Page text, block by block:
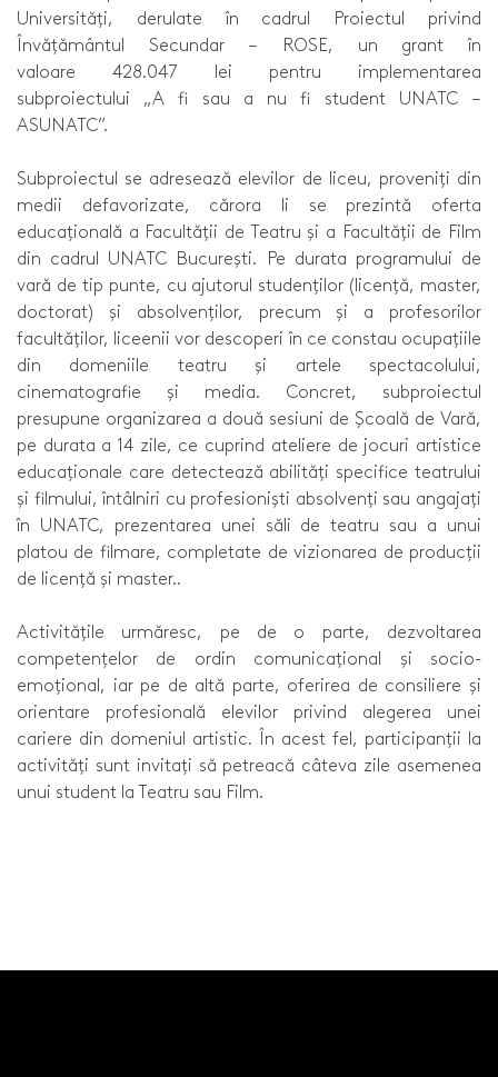
Universități, derulate în cadrul Proiectul privind
Învățământul Secundar – ROSE, un grant în
valoare 428.047 lei pentru implementarea
subproiectului „A fi sau a nu fi student UNATC –
ASUNATC”.
Subproiectul se adresează elevilor de liceu, proveniți din
medii defavorizate, cărora li se prezintă oferta
educațională a Facultății de Teatru și a Facultății de Film
din cadrul UNATC București. Pe durata programului de
vară de tip punte, cu ajutorul studenților (licență, master,
doctorat) și absolvenților, precum și a profesorilor
facultăților, liceenii vor descoperi în ce constau ocupațiile
din domeniile teatru și artele spectacolului,
cinematografie și media. Concret, subproiectul
presupune organizarea a două sesiuni de Școală de Vară,
pe durata a 14 zile, ce cuprind ateliere de jocuri artistice
educaționale care detectează abilități specifice teatrului
și filmului, întâlniri cu profesioniști absolvenți sau angajați
în UNATC, prezentarea unei săli de teatru sau a unui
platou de filmare, completate de vizionarea de producții
de licență și master..
Activitățile urmăresc, pe de o parte, dezvoltarea
competențelor de ordin comunicațional și socio-
emoțional, iar pe de altă parte, oferirea de consiliere și
orientare profesională elevilor privind alegerea unei
cariere din domeniul artistic. În acest fel, participanții la
activități sunt invitați să petreacă câteva zile asemenea
unui student la Teatru sau Film.